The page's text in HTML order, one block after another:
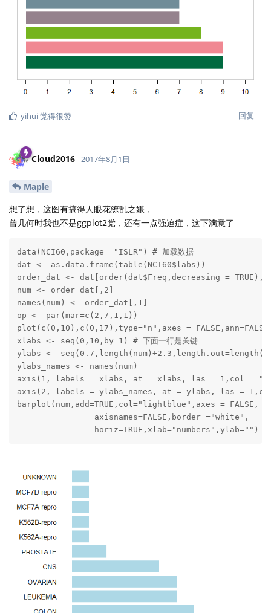
回复
yihui觉得很赞
Cloud2016 2017年8月1日
Maple
想了想，这图有搞得人眼花缭乱之嫌，
曾几何时我也不是ggplot2党，还有一点强迫症，这下满意了
data(NCI60,package ="ISLR") # 加载数据
dat <- as.data.frame(table(NCI60$labs))
order_dat <- dat[order(dat$Freq,decreasing = TRUE),]
num <- order_dat[,2]
names(num) <- order_dat[,1]
op <- par(mar=c(2,7,1,1))
plot(c(0,10),c(0,17),type="n",axes =
xlabs <- seq(0,10,by=1) # 下面一行是关键
ylabs <-
ylabs_names <- names(num)
axis(1, labels = xlabs, at = xlabs, las = 1,col =
axis(2, labels = ylabs_names, at = ylabs, las =
barplot(num,add=TRUE,col="lightblue",axes = FALSE,
		horiz=TRUE,xlab="numbers",ylab="")